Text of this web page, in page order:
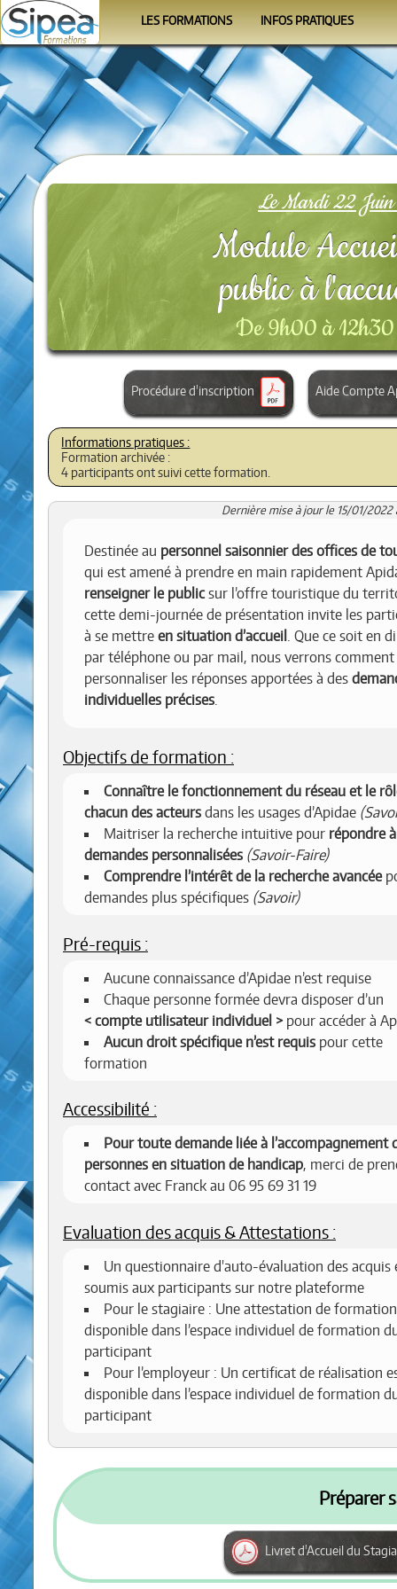
LES FORMATIONS
Le calendrier
Les programmes
Les organismes
INFOS PRATIQUES
Se former
Le Formateur
Conditions
Le Mardi 22 Juin
Module
public à
De 9h00 à
Procédure d'inscription Aide Compte
Formation archivée :
4 participants ont suivi cette formation.
Dernière mise à jour le 15/01/2022
Destinée au personnel saisonnier des offices de
qui est amené à prendre en main rapidement
renseigner le publicsur l’offre touristique du
cette demi-journée de présentation invite les
à se mettre en situation d’accueil . Que ce soit en
par téléphone ou par mail, nous verrons comment
personnaliser les réponses apportées à des
individuelles précises.
Objectifs de formation :
Connaître le fonctionnement du réseau et le
chacun des acteurs dans les usages d’Apidae
Maitriser la recherche intuitive pour répondre
demandes personnalisées (Savoir-Faire)
Comprendre l’intérêt de la recherche avancée
demandes plus spécifiques (Savoir)
Pré-requis :
Aucune connaissance d’Apidae n’est requise
Chaque personne formée devra disposer d’un
compte utilisateur individuel
pour accéder à
Aucun droit spécifique n’est requis pour cette
formation
Accessibilité :
Pour toute demande liée à l’accompagnement
personnes en situation de handicap, merci de
contact avec Franck au 06 95 69 31 19
Evaluation des acquis & Attestations :
Un questionnaire d'auto-évaluation des acquis
soumis aux participants sur notre plateforme
Pour le stagiaire : Une attestation de
disponible dans l’espace individuel de formation
participant
Pour l’employeur : Un certificat de réalisation
disponible dans l’espace individuel de formation
participant
Préparer
Livret d'Accueil du